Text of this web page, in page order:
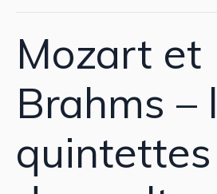
Mozart et
Brahms –